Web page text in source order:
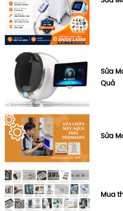
Sửa
Quả
Sửa
Mua